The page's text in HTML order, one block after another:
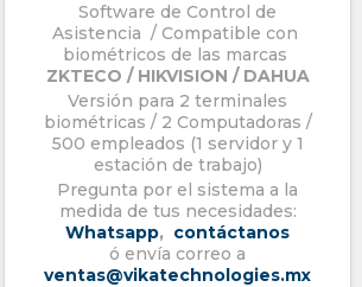
Software de Control de
Asistencia / Compatible con
biométricos de las marcas
ZKTECO / HIKVISION / DAHUA
Versión para 2 terminales
biométricas / 2 Computadoras /
500 empleados (1 servidor y 1
estación de trabajo)
Pregunta por el sistema a la
medida de tus necesidades:
Whatsapp, contáctanos
ó envía correo a
ventas@vikatechnologies.mx